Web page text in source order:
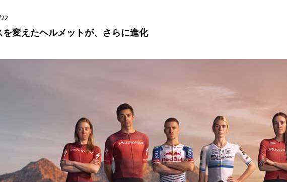
を変えたヘルメットが、さらに進化